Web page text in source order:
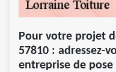
Pour votre projet
57810 : adressez-
entreprise de pose